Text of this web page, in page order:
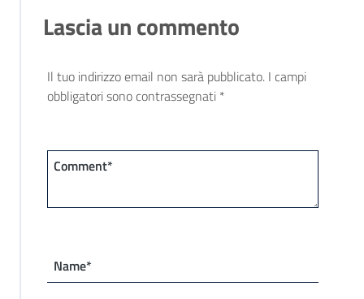
Lascia un commento
Il tuo indirizzo email non sarà pubblicato. I campi
obbligatori sono contrassegnati *
Comment*
Name*